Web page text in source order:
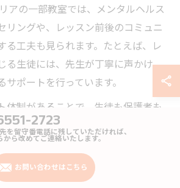
アの一部教室では、メンタルヘルス
リングや、レッスン前後のコミュニ
る工夫も見られます。たとえば、レ
る生徒には、先生が丁寧に声かけ
サポートを行っています。
体制があることで、生徒も保護者も
環境が整い、ピアノ教室が心身の成
ます。
個別指導の魅力を紹介
2723
を留守番電話に残していただければ、
から改めてご連絡いたします。
お問い合わせはこちら